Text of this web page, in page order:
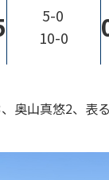
5-0
10-0
奥山真悠2、表